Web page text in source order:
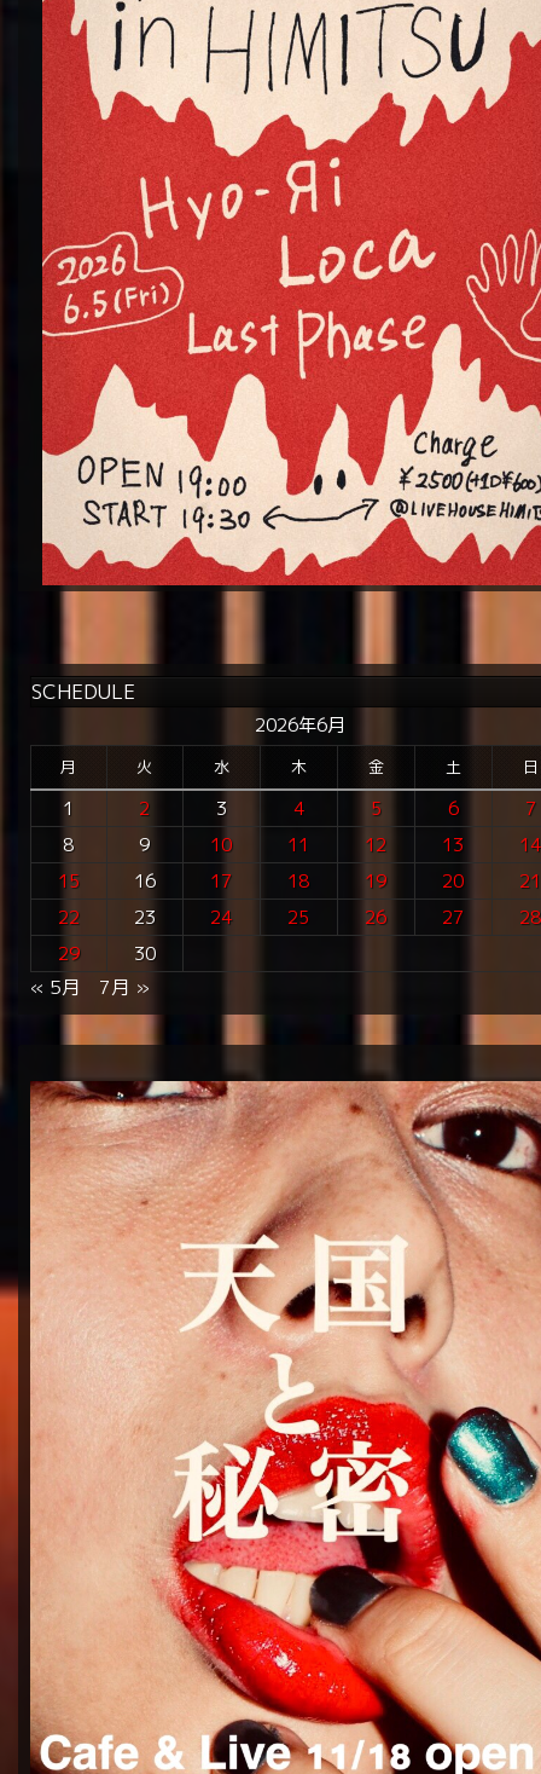
SCHEDULE
2026年6月
月 火 水 木 金 土 日
1 2 3 4 5 6
7
8
9 10 11 12 13
14
15
16 17 18 19 20
21
22
23 24 25 26 27
28
29
30
« 5月 7月 »